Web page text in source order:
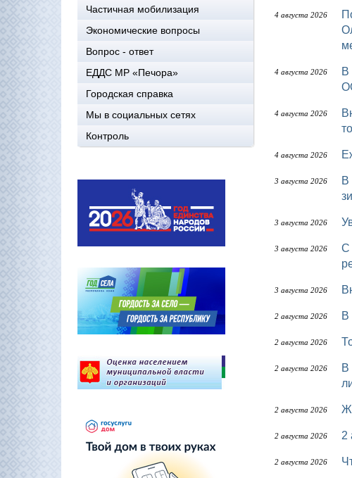
Частичная мобилизация
Экономические вопросы
Вопрос - ответ
ЕДДС МР «Печора»
Городская справка
Мы в социальных сетях
Контроль
4 августа 2026
Под председательством главы муниципального района «Печора» – руководителя администрации
4 августа 2026
В связи с установлением низких уровней воды, угрожающей безопасности перевозки пассажиров,
4 августа 2026
Вниманию производителей и поставщиков пищевой продукции, представителей предприятий
4 августа 2026
3 августа 2026
В Печоре прошла выездная проверка в рамках общественного контроля за подготовкой к осенне-
3 августа 2026
3 августа 2026
С 1 августа Отделение СФР по Коми увеличит пенсии более 75 тыс. работающих пенсионеров
3 августа 2026
2 августа 2026
2 августа 2026
2 августа 2026
В Штабе общественной поддержки «Команда Республики Коми» депутаты Совета района проводят
2 августа 2026
2 августа 2026
2 августа 2026